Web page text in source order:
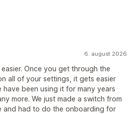
6. august 2026
Once you get through the
all of your settings, it gets easier
have been using it for many years
more. We just made a switch from
and had to do the onboarding for